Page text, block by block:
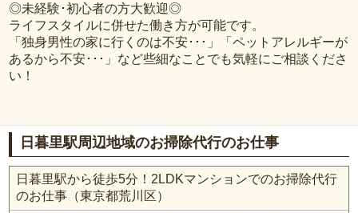
◎未経験･初心者の方大歓迎◎
ライフスタイルに併せた働き方が可能です。
「独身男性の家に行くのは不安･･･」「ペットアレルギーが
あるから不安･･･」など些細なことでも気軽にご相談くださ
い！
日暮里駅周辺地域のお掃除代行のお仕事
日暮里駅から徒歩5分！2LDKマンションでのお掃除代行
のお仕事（東京都荒川区）